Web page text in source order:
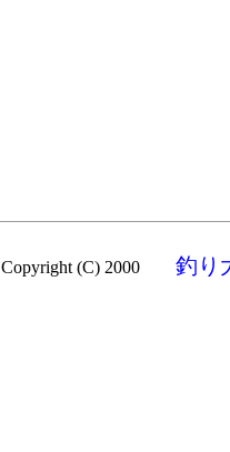
Copyright (C) 2000 釣り